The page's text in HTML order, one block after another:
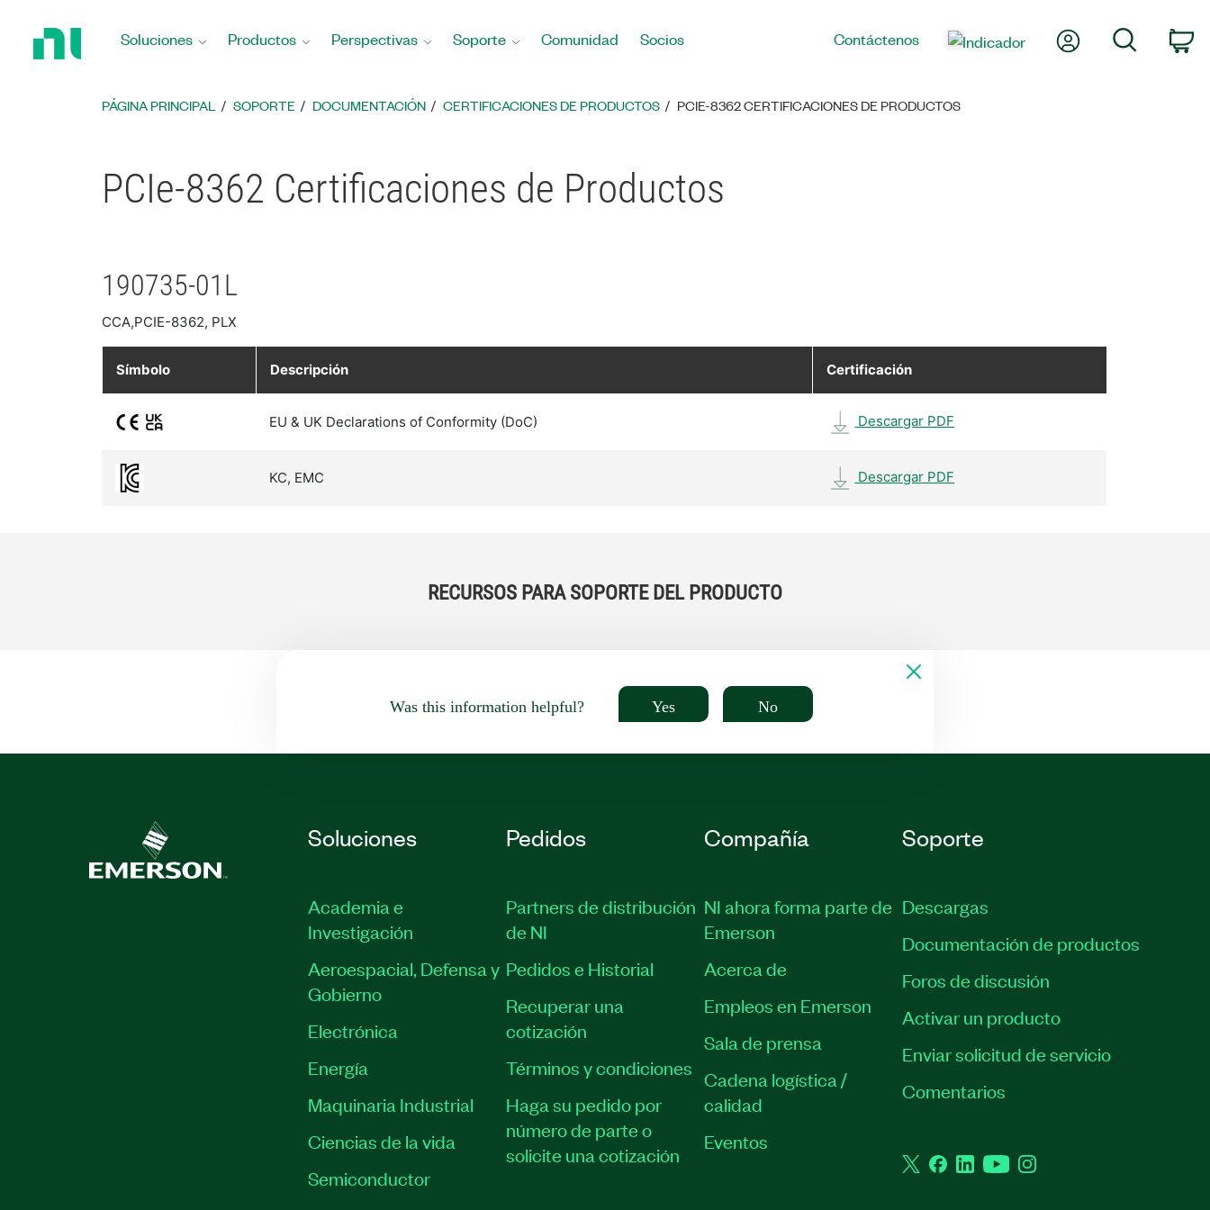
Soluciones Productos Perspectivas Soporte Comunidad Socios Contáctenos Mi cuenta Búsqueda
PÁGINA PRINCIPAL SOPORTE DOCUMENTACIÓN CERTIFICACIONES DE PRODUCTOS PCIE-8362 CERTIFICACIONES DE PRODUCTOS
PCIe-8362 Certificaciones de Productos
190735-01L
CCA,PCIE-8362, PLX
Símbolo Descripción Certificación
EU & UK Declarations of Conformity (DoC) Descargar PDF
KC, EMC Descargar PDF
RECURSOS PARA SOPORTE DEL PRODUCTO
Was this information helpful? Yes No
Soluciones
Academia e
Investigación
Aeroespacial, Defensa y
Gobierno
Electrónica
Energía
Maquinaria Industrial
Ciencias de la vida
Semiconductor
Pedidos
Partners de distribución
de NI
Pedidos e Historial
Recuperar una
cotización
Términos y condiciones
Haga su pedido por
número de parte o
solicite una cotización
Compañía
NI ahora forma parte de
Emerson
Acerca de
Empleos en Emerson
Sala de prensa
Cadena logística /
calidad
Eventos
Soporte
Descargas
Documentación de productos
Foros de discusión
Activar un producto
Enviar solicitud de servicio
Comentarios
TwitterFacebook
LinkedInYouTubeInstagram